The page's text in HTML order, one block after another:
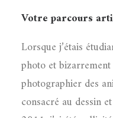
Votre parcours
Lorsque j’étais
photo et
photographier des
consacré au dessin